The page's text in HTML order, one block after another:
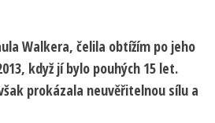
Walkera, čelila obtížím po jeho
když jí bylo pouhých 15 let.
prokázala neuvěřitelnou sílu a